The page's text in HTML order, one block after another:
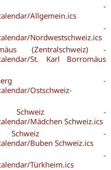
-
Allgemein.ics
-
Nordwestschweiz.ics
(Zentralschweiz) -
St. Karl Borromäus
St.Pelagiberg -
Ostschweiz-
Schweiz -
Mädchen Schweiz.ics
-
Buben Schweiz.ics
-
Türkheim.ics